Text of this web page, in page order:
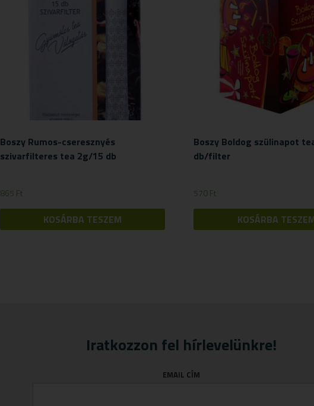
Boszy Rumos-cseresznyés
szivarfilteres tea 2g/15 db
865 Ft
KOSÁRBA TESZEM
Boszy Boldog szülinapot
db/filter
570Ft
KOSÁRBA
Iratkozzon fel hírlevelünkre!
EMAIL CÍM